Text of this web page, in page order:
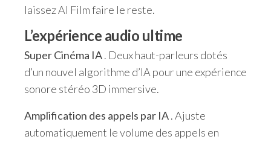
laissez AI Film faire le reste.
L’expérience audio ultime
Super Cinéma IA. Deux haut-parleurs dotés
d’un nouvel algorithme d’IA pour une expérience
sonore stéréo 3D immersive.
Amplification des appels par IA. Ajuste
automatiquement le volume des appels en